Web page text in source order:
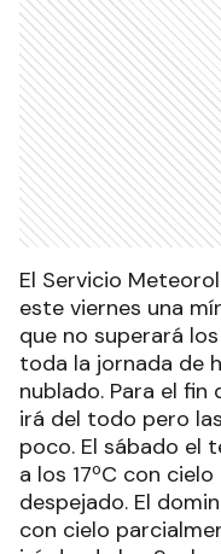
El Servicio
este viernes una
que no superará
toda la jornada de
nublado. Para el fin
irá del todo pero
poco. El sábado el
a los 17ºC con
despejado. El
con cielo